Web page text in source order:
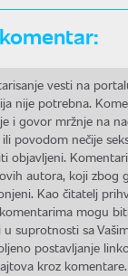
vesti na
nije potrebna.
i govor mržnje na
povodom nečije
objavljeni.
autora, koji zbog
Kao čitatelj
mogu
suprotnosti sa
postavljanje
kroz komentare.